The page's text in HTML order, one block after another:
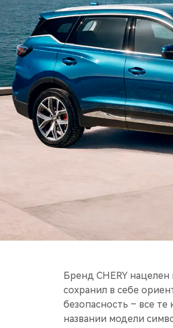
Бренд CHERY
сохранил в себе
безопасность – все
названии модели